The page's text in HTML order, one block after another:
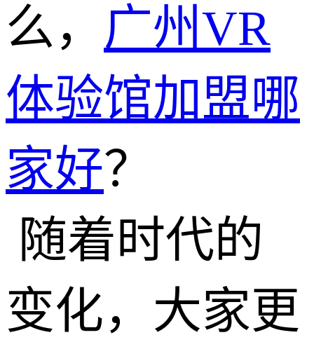
么， 广州VR
体验馆加盟哪
家好？
随着时代的
变化，大家更